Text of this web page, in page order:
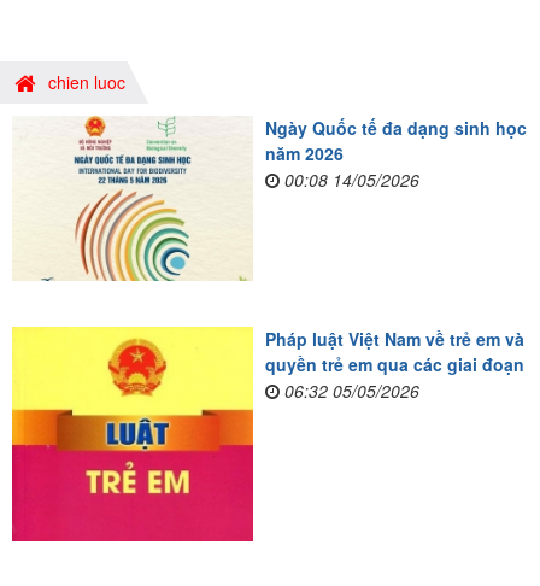
chien luoc
Ngày Quốc tế đa dạng sinh học
năm 2026
00:08 14/05/2026
Pháp luật Việt Nam về trẻ em và
quyền trẻ em qua các giai đoạn
06:32 05/05/2026